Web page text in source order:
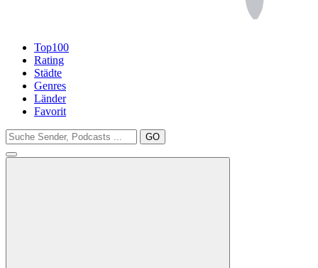
Top100
Rating
Städte
Genres
Länder
Favorit
GO